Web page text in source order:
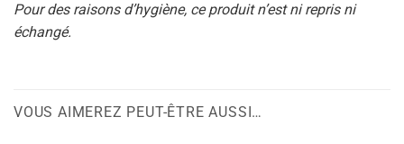
Pour des raisons d’hygiène, ce produit n’est ni repris ni
échangé.
VOUS AIMEREZ PEUT-ÊTRE AUSSI…